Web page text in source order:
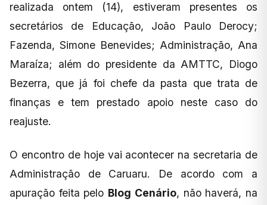
realizada ontem (14), estiveram presentes os
secretários de Educação, João Paulo Derocy;
Fazenda, Simone Benevides; Administração, Ana
Maraíza; além do presidente da AMTTC, Diogo
Bezerra, que já foi chefe da pasta que trata de
finanças e tem prestado apoio neste caso do
reajuste.
O encontro de hoje vai acontecer na secretaria de
Administração de Caruaru. De acordo com a
apuração feita pelo Blog Cenário, não haverá, na